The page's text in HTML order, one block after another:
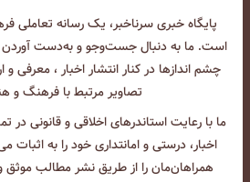
پایگاه خبری سرناخبر، یک رسانه تعاملی
است. ما به دنبال جست‌و‌جو و به‌دست آوردن
چشم انداز‌ها در کنار انتشار اخبار ، معرفی
تصاویر مرتبط با فرهنگ و
ما با رعایت استاندرهای اخلاقی و قانونی در
اخبار، درستی و امانتداری خود را به اثبات
همراهان‌مان را از طریق نشر مطالب موثق